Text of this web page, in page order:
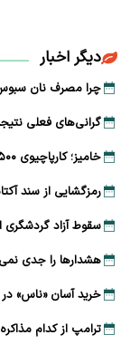
دیگر اخبار
چرا مصرف نان
گرانی‌های فعلی
خامیز؛ کارپاچیوی ۱۵۰۰ ساله ساسانی که شما را غافلگیر می‌کند!
رمزگشایی از سند
سقوط آزاد گردشگری
هشدارها را جدی
خرید آسان «ناس» در
ترامپ از کدام